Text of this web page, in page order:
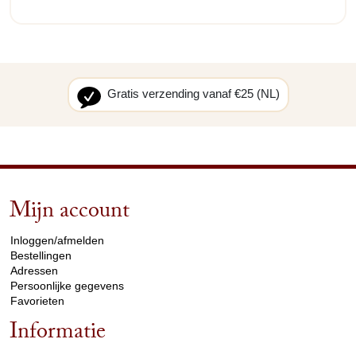
Gratis verzending vanaf €25 (NL)
Mijn account
Inloggen/afmelden
Bestellingen
Adressen
Persoonlijke gegevens
Favorieten